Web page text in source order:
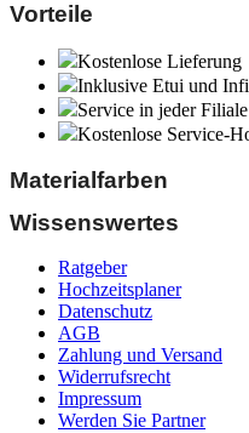
Vorteile
Kostenlose Lieferung
Inklusive Etui und
Service in jeder
Kostenlose Service-
Materialfarben
Wissenswertes
Ratgeber
Hochzeitsplaner
Datenschutz
AGB
Zahlung und Versand
Widerrufsrecht
Impressum
Werden Sie Partner